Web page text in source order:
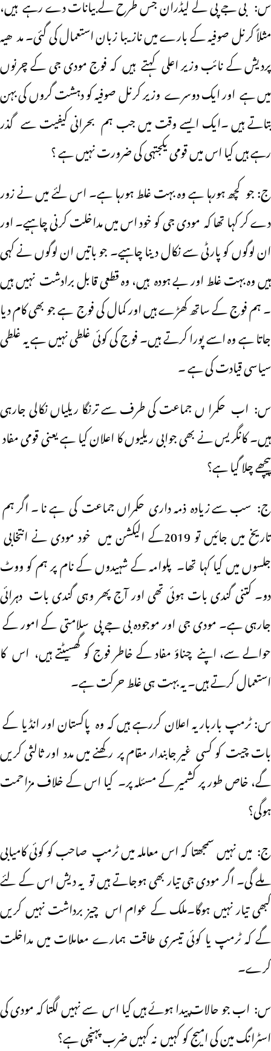
مثلاً کرنل صوفیہ کے بارے میں نازیبا زبان استعمال کی گئی۔ مد ھیہ
پردیش کے نائب وزیر اعلی کہتے ہیں کہ فوج مودی جی کے چرنوں
میں ہے اور ایک دوسرے وزیر کرنل صوفیہ کو دہشت گروں کی بہن
بتاتے ہیں ۔ایک ایسے وقت میں جب ہم بحرانی کیفیت سے گذر
رہے ہیں کیا اس میں قومی یکجتہی کی ضرورت نہیں ہے ؟
ج: جو کچھ ہورہا ہے وہ بہت غلط ہورہا ہے۔ اس لئے میں نے زور
دے کر کہا تھا کہ مودی جی کو خود اس میں مداخلت کرنی چاہیے۔ اور
ان لوگوں کو پارٹی سے نکال دینا چاہیے۔ جو باتیں ان لوگوں نے کہی
ہیں وہ بہت غلط اور بے ہودہ ہیں، وہ قطعی قابل برادشت نہیں ہیں
۔ ہم فوج کے ساتھ کھڑے ہیں اور کمال کی فوج ہے جو بھی کام دیا
جاتا ہے وہ اسے پورا کرتے ہیں۔ فوج کی کوئی غلطی نہیں ہے یہ غلطی
سیاسی قیادت کی ہے ۔
س: اب حکمرا ں جماعت کی طرف سے ترنگا ریلیاں نکالی جارہی
ہیں۔ کانگریس نے بھی جوابی ریلیوں کا اعلان کیا ہے یعنی قومی مفاد
پیچھے چلا گیا ہے؟
ج: سب سے زیادہ ذمہ داری حکمراں جماعت کی ہے نا ۔ اگر ہم
تاریخ میں جائیں تو 2019کے الیکشن میں خود مودی نے انتخابی
جلسوں میں کیا کہا تھا۔ پلوامہ کے شہیدوں کے نام پر ہم کو ووٹ
دو۔ کتنی گندی بات ہوئی تھی اور آج پھر وہی گندی بات دہرائی
جارہی ہے۔ مودی جی اور موجودہ بی جے پی سلامتی کے امور کے
حوالے سے، اپنے چناؤ مفاد کے خاطر فوج کو گھسیٹتے ہیں، اس کا
استعمال کرتے ہیں۔ یہ بہت ہی غلط حرکت ہے۔
س: ٹرمپ باربار یہ اعلان کررہے ہیں کہ وہ پاکستان اور انڈیا کے
بات چیت کو کسی غیر جابندار مقام پر رکھنے میں مدد اور ثالثی کریں
گے، خاص طور پر کشمیر کے مسئلہ پر۔ کیا اس کے خلاف مزاحمت
ہوگی؟
ج: میں نہیں سمجھتا کہ اس معاملہ میں ٹرمپ صاحب کو کوئی کامیابی
ملے گی۔ اگر مودی جی تیار بھی ہوجاتے ہیں تو یہ دیش اس کے لئے
کبھی تیار نہیں ہوگا۔ملک کے عوام اس چیز برداشت نہیں کریں
گے کہ ٹرمپ یا کوئی تیسری طاقت ہمارے معاملات میں مداخلت
کرے۔
س: اب جو حالات پیدا ہوئے ہیں کیا اس سے نہیں لگتا کہ مودی کی
اسٹرانگ مین کی امیج کو کہیں نہ کہیں ضرب پہنچی ہے؟